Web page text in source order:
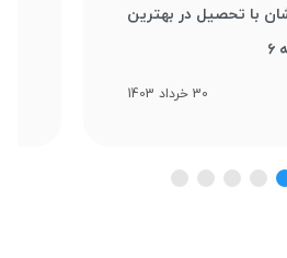
با تحصیل در بهترین
30 خرداد 1403